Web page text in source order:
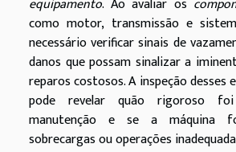
equipamento. Ao avaliar os
como motor, transmissão e
necessário verificar sinais de
danos que possam sinalizar a
reparos costosos. A inspeção desses
pode revelar quão rigoroso
manutenção e se a máquina
sobrecargas ou operações